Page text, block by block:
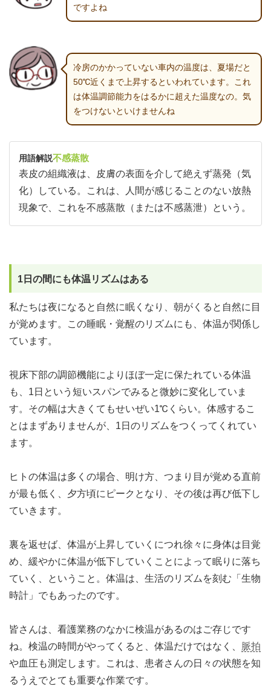
ですよね
冷房のかかっていない車内の温度は、夏場だと
50℃近くまで上昇するといわれています。これ
は体温調節能力をはるかに超えた温度なの。気
をつけないといけませんね
用語解説不感蒸散
表皮の組織液は、皮膚の表面を介して絶えず蒸発（気
化）している。これは、人間が感じることのない放熱
現象で、これを不感蒸散（または不感蒸泄）という。
1日の間にも体温リズムはある
私たちは夜になると自然に眠くなり、朝がくると自然に目
が覚めます。この睡眠・覚醒のリズムにも、体温が関係し
ています。
視床下部の調節機能によりほぼ一定に保たれている体温
も、1日という短いスパンでみると微妙に変化していま
す。その幅は大きくてもせいぜい1℃くらい。体感するこ
とはまずありませんが、1日のリズムをつくってくれてい
ます。
ヒトの体温は多くの場合、明け方、つまり目が覚める直前
が最も低く、夕方頃にピークとなり、その後は再び低下し
ていきます。
裏を返せば、体温が上昇していくにつれ徐々に身体は目覚
め、緩やかに体温が低下していくことによって眠りに落ち
ていく、ということ。体温は、生活のリズムを刻む「生物
時計」でもあったのです。
皆さんは、看護業務のなかに検温があるのはご存じです
ね。検温の時間がやってくると、体温だけではなく、
脈拍
や血圧も測定します。これは、患者さんの日々の状態を知
るうえでとても重要な作業です。